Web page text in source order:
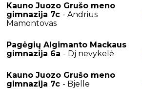
Kauno Juozo Grušo meno
gimnazija 7c - Andrius
Mamontovas
Pagėgių Algimanto Mackaus
gimnazija 6a - Dj nevykelė
Kauno Juozo Grušo meno
gimnazija 7c - Bjelle